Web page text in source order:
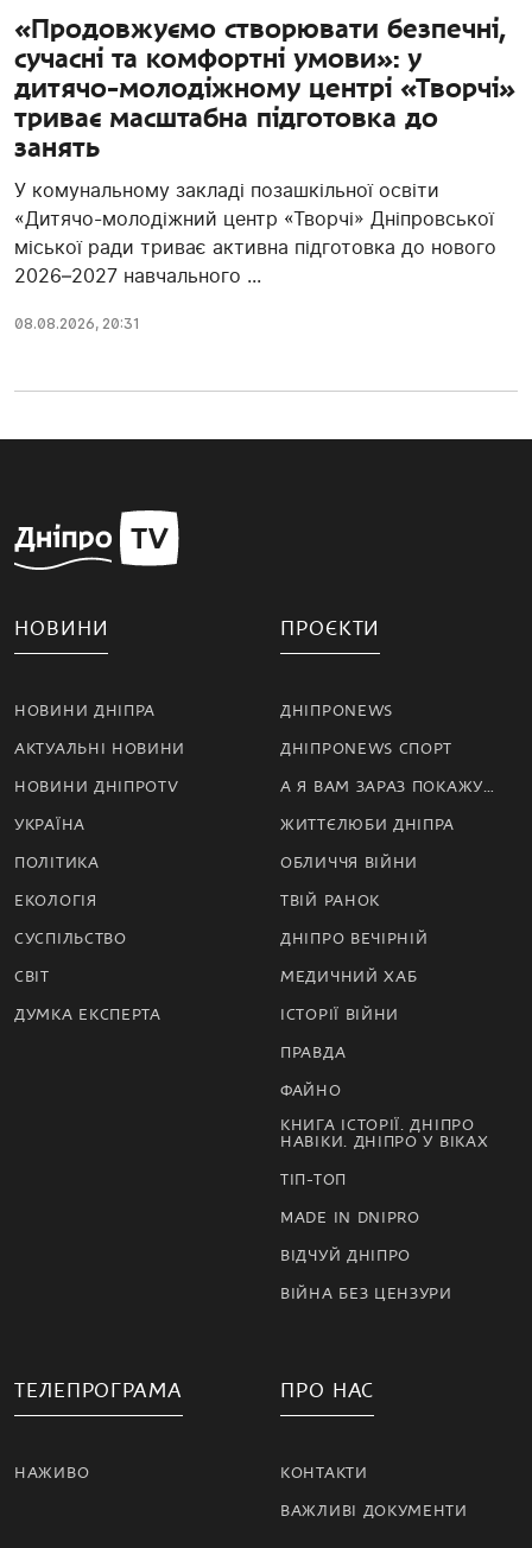
«Продовжуємо створювати безпечні,
сучасні та комфортні умови»: у
дитячо-молодіжному центрі «Творчі»
триває масштабна підготовка до
занять
У комунальному закладі позашкільної освіти
«Дитячо-молодіжний центр «Творчі» Дніпровської
міської ради триває активна підготовка до нового
2026–2027 навчального ...
08.08.2026, 20:31
НОВИНИ
НОВИНИ ДНІПРА
АКТУАЛЬНІ НОВИНИ
НОВИНИ ДНІПРОTV
УКРАЇНА
ПОЛІТИКА
ЕКОЛОГІЯ
СУСПІЛЬСТВО
СВІТ
ДУМКА ЕКСПЕРТА
ПРОЄКТИ
ДНІПРОNEWS
ДНІПРОNEWS СПОРТ
А Я ВАМ ЗАРАЗ ПОКАЖУ…
ЖИТТЄЛЮБИ ДНІПРА
ОБЛИЧЧЯ ВІЙНИ
ТВІЙ РАНОК
ДНІПРО ВЕЧІРНІЙ
МЕДИЧНИЙ ХАБ
ІСТОРІЇ ВІЙНИ
ПРАВДА
ФАЙНО
КНИГА ІСТОРІЇ. ДНІПРО
НАВІКИ. ДНІПРО У ВІКАХ
ТІП-ТОП
MADE IN DNIPRO
ВІДЧУЙ ДНІПРО
ВІЙНА БЕЗ ЦЕНЗУРИ
ТЕЛЕПРОГРАМА
НАЖИВО
ПРО НАС
КОНТАКТИ
ВАЖЛИВІ ДОКУМЕНТИ